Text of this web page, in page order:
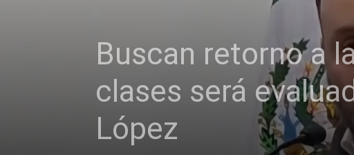
Buscan retorno a
clases será
López